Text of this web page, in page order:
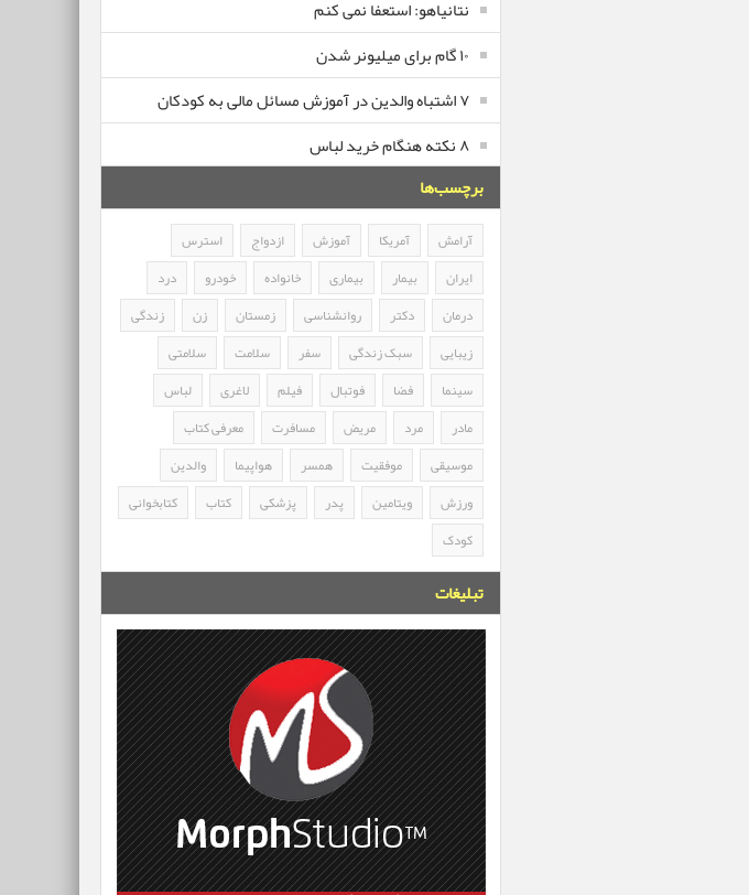
نتانیاهو: استعفا نمی کنم
۱۰ گام برای میلیونر شدن
۷ اشتباه والدین در آموزش مسائل مالی به کودکان
۸ نکته هنگام خرید لباس
برچسب‌ها
آرامش آمریکا آموزش ازدواج
استرس
ایران
بیمار بیماری خانواده خودرو
درد
درمان
دکتر روانشناسی زمستان زن
زندگی
زیبایی
سبک زندگی سفر سلامت
سلامتی
سینما
فضا فوتبال فیلم لاغری
لباس
مادر
مرد مریض مسافرت
معرفی کتاب
موسیقی
موفقیت همسر هواپیما
والدین
ورزش
ویتامین پدر پزشکی کتاب
کتابخوانی
کودک
تبلیغات